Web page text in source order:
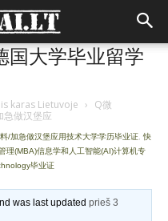
国大学毕业留学
karas Lietuvoje › Q微
做汉堡应
/加急做汉堡应用技术大学学历毕业证 快
理(MBA)信息学和人工智能(AI)计算机专
毕业证
was last updatedprieš 3